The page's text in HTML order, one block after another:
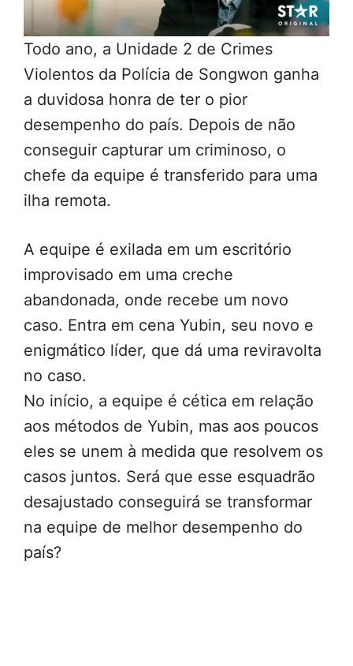
Todo ano, a Unidade 2 de Crimes
Violentos da Polícia de Songwon ganha
a duvidosa honra de ter o pior
desempenho do país. Depois de não
conseguir capturar um criminoso, o
chefe da equipe é transferido para uma
ilha remota.
A equipe é exilada em um escritório
improvisado em uma creche
abandonada, onde recebe um novo
caso. Entra em cena Yubin, seu novo e
enigmático líder, que dá uma reviravolta
no caso.
No início, a equipe é cética em relação
aos métodos de Yubin, mas aos poucos
eles se unem à medida que resolvem os
casos juntos. Será que esse esquadrão
desajustado conseguirá se transformar
na equipe de melhor desempenho do
país?